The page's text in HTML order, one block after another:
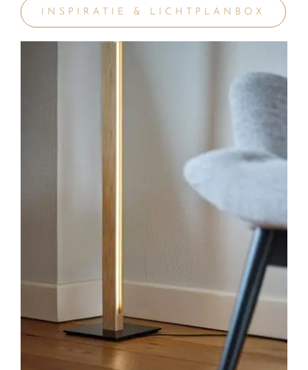
INSPIRATIE & LICHTPLANBOX